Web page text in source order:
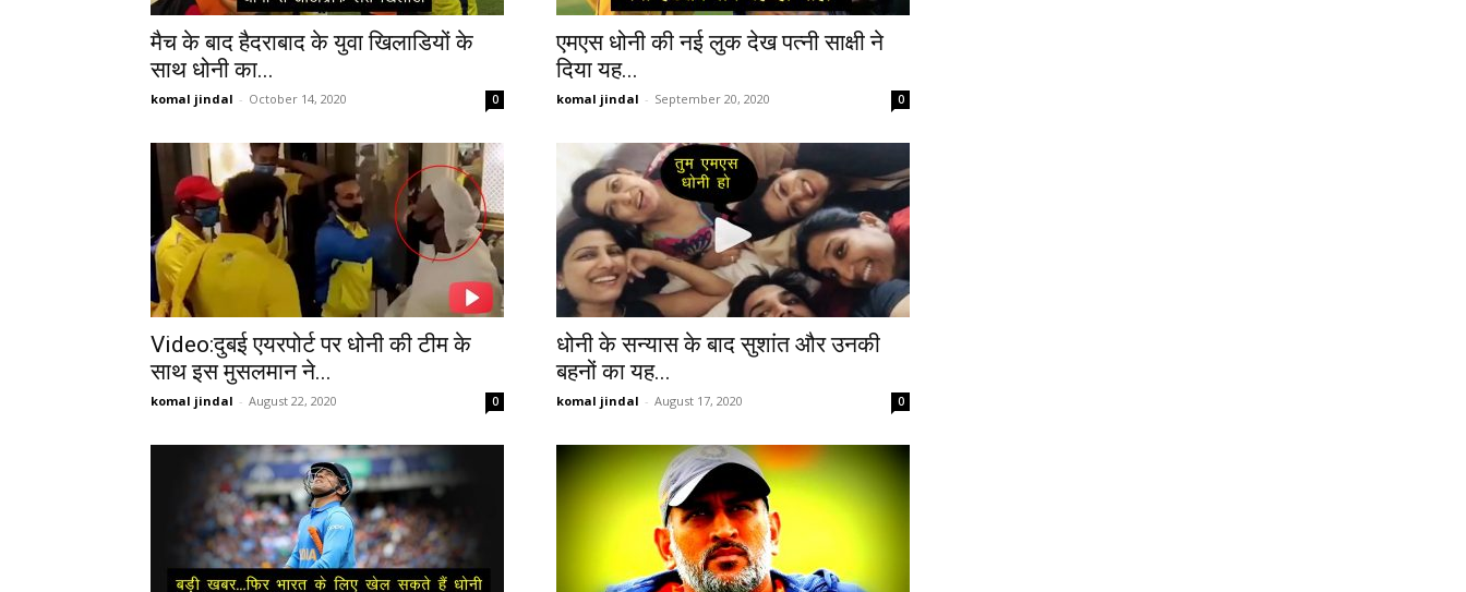
मैच के बाद हैदराबाद के युवा खिलाडियों के
साथ धोनी का...
komal jindal - October 14, 2020 0
एमएस धोनी की नई लुक देख पत्नी साक्षी ने
दिया यह...
komal jindal - September 20, 2020 0
Video:दुबई एयरपोर्ट पर धोनी की टीम के
साथ इस मुसलमान ने...
komal jindal - August 22, 2020 0
धोनी के सन्यास के बाद सुशांत और उनकी
बहनों का यह...
komal jindal - August 17, 2020 0